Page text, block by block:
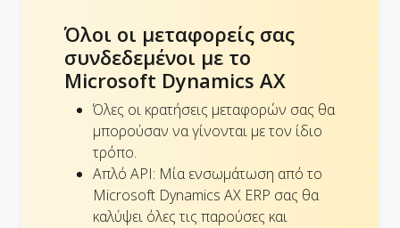
Όλοι οι μεταφορείς σας
συνδεδεμένοι με το
Microsoft Dynamics AX
Όλες οι κρατήσεις μεταφορών σας θα
μπορούσαν να γίνονται με τον ίδιο
τρόπο.
Απλό API: Μία ενσωμάτωση από το
Microsoft Dynamics AX ERP σας θα
καλύψει όλες τις παρούσες και